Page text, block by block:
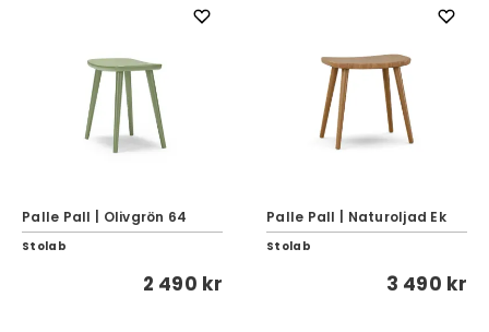
Palle Pall | Olivgrön 64
Stolab
2 490 kr
Palle Pall | Naturoljad Ek
Stolab
3 490 kr